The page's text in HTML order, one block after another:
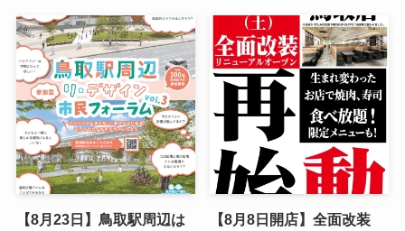
【8月23日】鳥取駅周辺は
【8月8日開店】全面改装